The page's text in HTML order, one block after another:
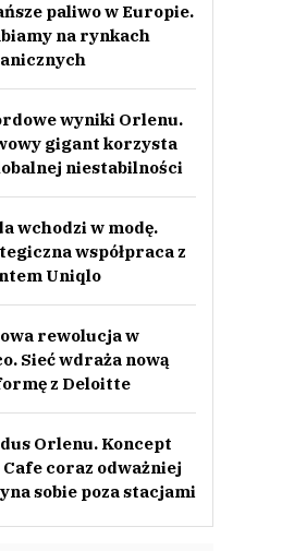
paliwo w Europie.
na rynkach
wyniki Orlenu.
gigant korzysta
niestabilności
wchodzi w modę.
współpraca z
Uniqlo
rewolucja w
Sieć wdraża nową
z Deloitte
Orlenu. Koncept
Cafe coraz odważniej
sobie poza stacjami